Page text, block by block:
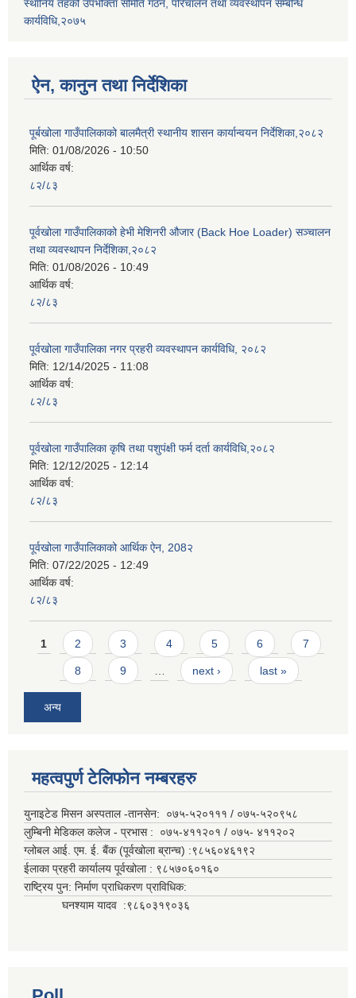
स्थानिय तहको उपभोक्ता समिति गठन, परिचालन तथा व्यवस्थापन सम्बन्धि
कार्यविधि,२०७५
ऐन, कानुन तथा निर्देशिका
पूर्बखोला गाउँपालिकाको बालमैत्री स्थानीय शासन कार्यान्वयन निर्देशिका,२०८२
मिति: 01/08/2026 - 10:50
आर्थिक वर्ष:
८२/८३
पूर्वखोला गाउँपालिकाको हेभी मेशिनरी औजार (Back Hoe Loader) सञ्चालन
तथा व्यवस्थापन निर्देशिका,२०८२
मिति: 01/08/2026 - 10:49
आर्थिक वर्ष:
८२/८३
पूर्वखोला गाउँपालिका नगर प्रहरी व्यवस्थापन कार्यविधि, २०८२
मिति: 12/14/2025 - 11:08
आर्थिक वर्ष:
८२/८३
पूर्वखोला गाउँपालिका कृषि तथा पशुपंक्षी फर्म दर्ता कार्यविधि,२०८२
मिति: 12/12/2025 - 12:14
आर्थिक वर्ष:
८२/८३
पूर्वखोला गाउँपालिकाको आर्थिक ऐन, 208२
मिति: 07/22/2025 - 12:49
आर्थिक वर्ष:
८२/८३
Pages
1 2 3 4 5 6 7
8 9 next › last »
अन्य
महत्वपुर्ण टेलिफोन नम्बरहरु
युनाइटेड मिसन अस्पताल -तानसेन: ०७५-५२०१११ / ०७५-५२०९५८
लुम्बिनी मेडिकल कलेज - प्रभास : ०७५-४११२०१ / ०७५- ४११२०२
ग्लोबल आई. एम. ई. बैंक (पूर्वखोला ब्रान्च) :९८५६०४६१९२
ईलाका प्रहरी कार्यालय पूर्वखोला : ९८५७०६०१६०
राष्ट्रिय पुन: निर्माण प्राधिकरण प्राविधिक:
घनश्याम यादव :९८६०३१९०३६